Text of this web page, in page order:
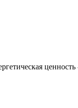
ценность